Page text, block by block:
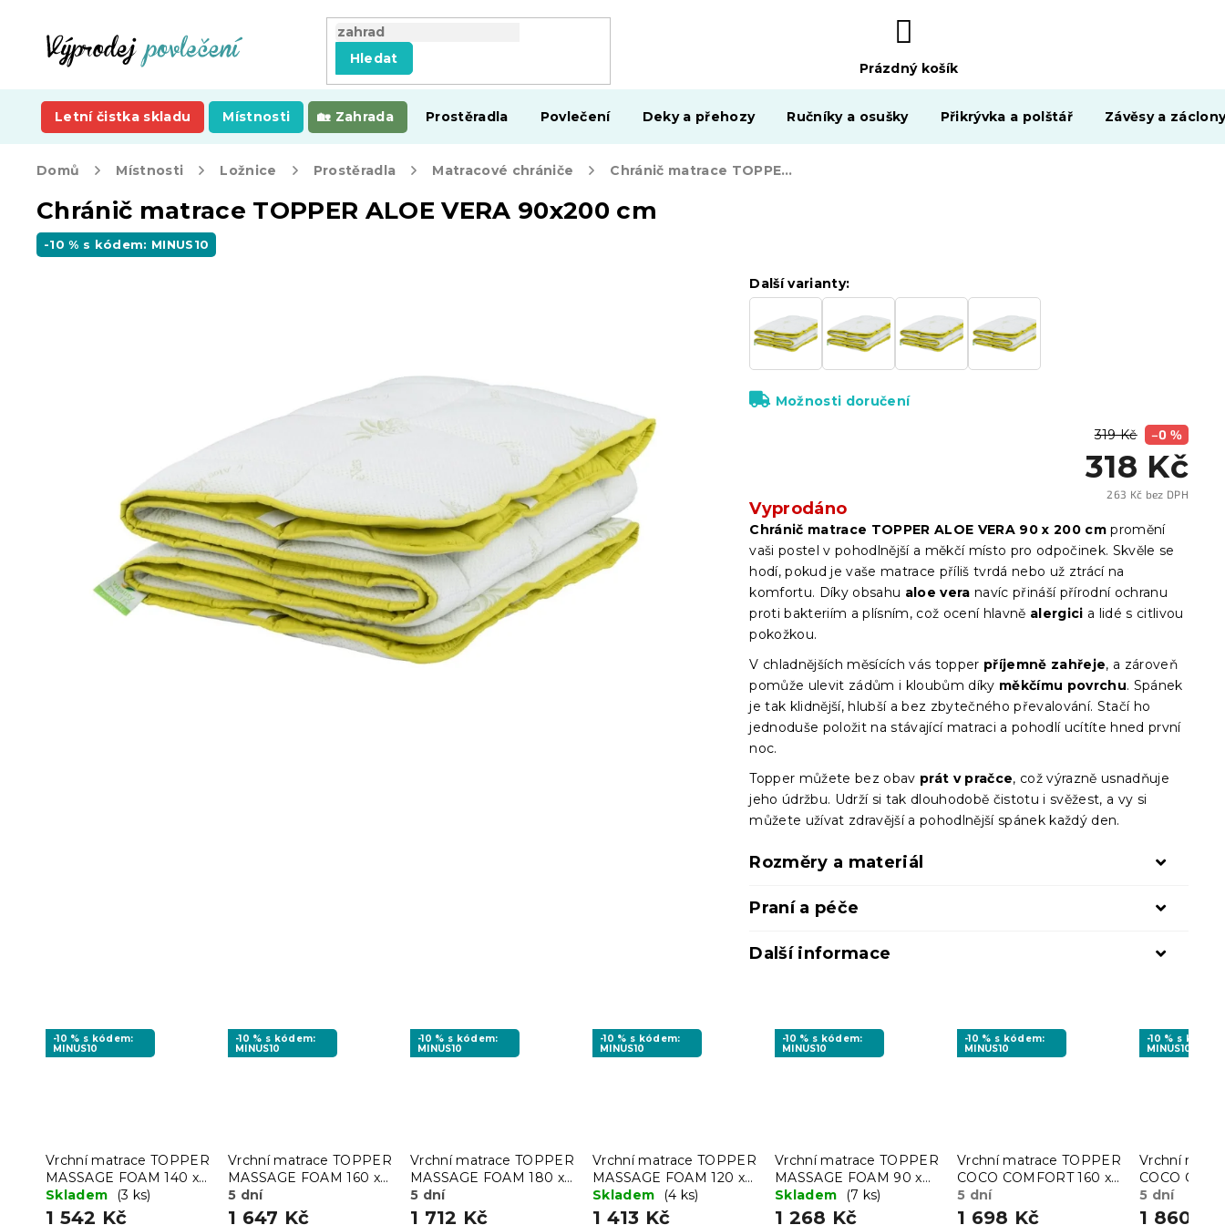
Hledat
NÁKUPNÍ
KOŠÍK
Prázdný košík
Letní čistka skladu Místnosti Zahrada Prostěradla Povlečení Deky a přehozy Ručníky a osušky Přikrývka a polštář Závěsy a
Domů Místnosti Ložnice Prostěradla Matracové chrániče Chránič matrace TOPPER ALOE VERA 90x200 cm
Chránič matrace TOPPER ALOE VERA 90x200 cm
-10 % s kódem: MINUS10
319 Kč –0 %
318 Kč
263 Kč bez DPH
Vyprodáno
Další varianty:
Možnosti doručení
Chránič matrace TOPPER ALOE VERA 90 x 200 cm promění
vaši postel v pohodlnější a měkčí místo pro odpočinek. Skvěle se
hodí, pokud je vaše matrace příliš tvrdá nebo už ztrácí na
komfortu. Díky obsahu aloe vera navíc přináší přírodní ochranu
proti bakteriím a plísním, což ocení hlavně alergici a lidé s citlivou
pokožkou.
V chladnějších měsících vás topper příjemně zahřeje, a zároveň
pomůže ulevit zádům i kloubům díky měkčímu povrchu. Spánek
je tak klidnější, hlubší a bez zbytečného převalování. Stačí ho
jednoduše položit na stávající matraci a pohodlí ucítíte hned první
noc.
Topper můžete bez obav prát v pračce, což výrazně usnadňuje
jeho údržbu. Udrží si tak dlouhodobě čistotu i svěžest, a vy si
můžete užívat zdravější a pohodlnější spánek každý den.
Rozměry a materiál
Praní a péče
Další informace
-10 % s kódem:
MINUS10
Vrchní matrace TOPPER
MASSAGE FOAM 140 x
200 cm
Skladem (3 ks)
1 542 Kč
-10 % s kódem:
MINUS10
Vrchní matrace TOPPER
MASSAGE FOAM 160 x
200 cm
5 dní
1 647 Kč
-10 % s kódem:
MINUS10
Vrchní matrace TOPPER
MASSAGE FOAM 180 x
200 cm
5 dní
1 712 Kč
-10 % s kódem:
MINUS10
Vrchní matrace TOPPER
MASSAGE FOAM 120 x
200 cm
Skladem (4 ks)
1 413 Kč
-10 % s kódem:
MINUS10
Vrchní matrace TOPPER
MASSAGE FOAM 90 x
200 cm
Skladem (7 ks)
1 268 Kč
-10 % s kódem:
MINUS10
Vrchní matrace TOPPER
COCO COMFORT 160 x
200 cm
5 dní
1 698 Kč
-10 % s
MINUS10
Vrchní
COCO
200 cm
5 dní
1 860 Kč